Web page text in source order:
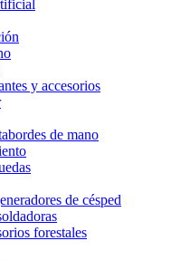
y accesorios
de mano
de césped
forestales